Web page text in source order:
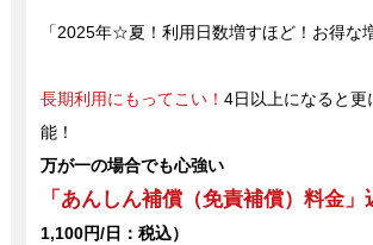
「2025年☆夏！利用日数増すほど！お得な
長期利用にもってこい！ 4日以上になると更
能！
万が一の場合でも心強い
「あんしん補償（免責補償）料金」
1,100円/日：税込）